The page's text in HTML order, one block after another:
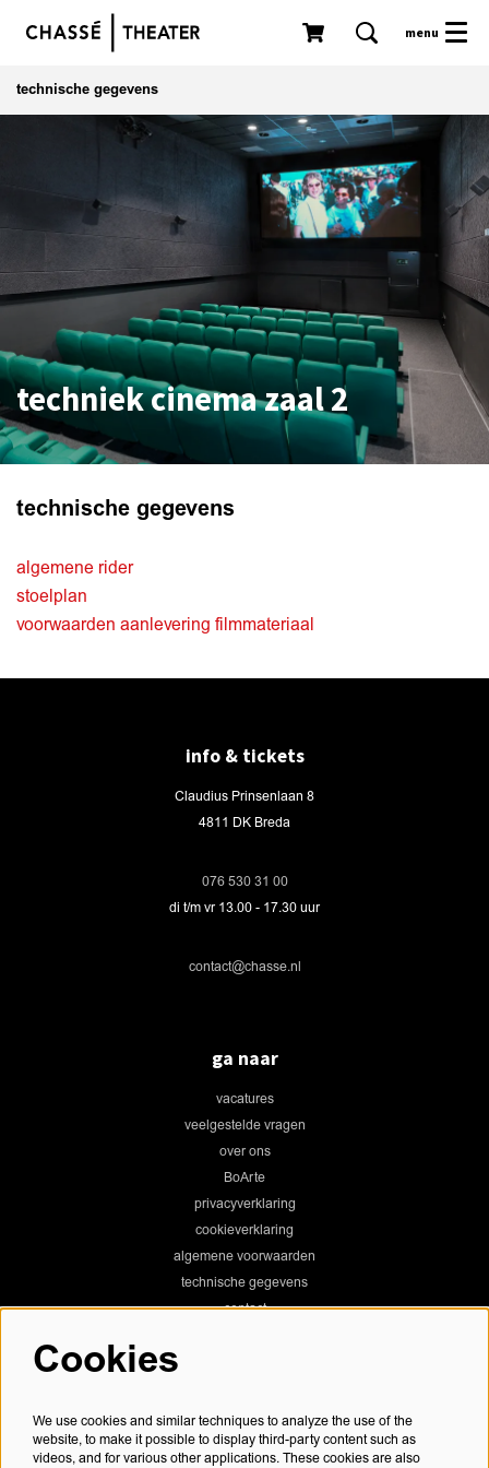
menu
technische gegevens
techniek cinema zaal 2
technische gegevens
algemene rider
stoelplan
voorwaarden aanlevering filmmateriaal
info & tickets
Claudius Prinsenlaan 8
4811 DK Breda
076 530 31 00
di t/m vr 13.00 - 17.30 uur
contact@chasse.nl
ga naar
vacatures
veelgestelde vragen
over ons
BoArte
privacyverklaring
cookieverklaring
algemene voorwaarden
technische gegevens
contact
Cookies
We use cookies and similar techniques to analyze the use of the
website, to make it possible to display third-party content such as
videos, and for various other applications. These cookies are also